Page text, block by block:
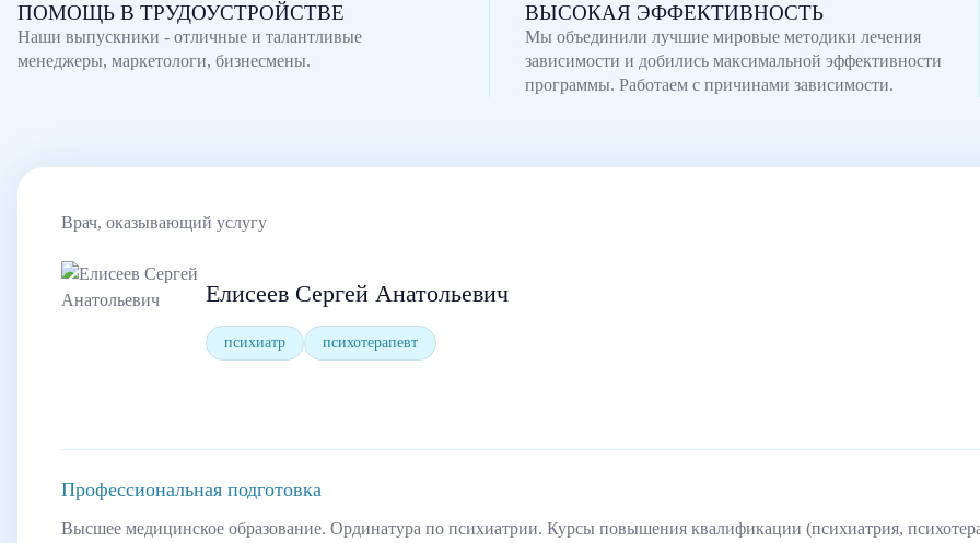
ПОМОЩЬ В ТРУДОУСТРОЙСТВЕ
Наши выпускники - отличные и талантливые
менеджеры, маркетологи, бизнесмены.
ВЫСОКАЯ ЭФФЕКТИВНОСТЬ
Мы объединили лучшие мировые методики лечения
зависимости и добились максимальной эффективности
программы. Работаем с причинами зависимости.
Врач, оказывающий услугу
Елисеев Сергей Анатольевич
психиатр психотерапевт
Профессиональная подготовка
Высшее медицинское образование. Ординатура по психиатрии. Курсы повышения квалификации (психиатрия,